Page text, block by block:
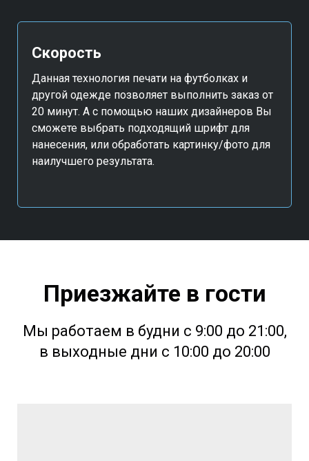
Скорость
Данная технология печати на футболках и
другой одежде позволяет выполнить заказ от
20 минут. А с помощью наших дизайнеров Вы
сможете выбрать подходящий шрифт для
нанесения, или обработать картинку/фото для
наилучшего результата.
Приезжайте в гости
Мы работаем в будни с 9:00 до 21:00,
в выходные дни с 10:00 до 20:00